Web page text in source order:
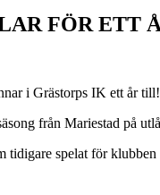
FÖR ETT
i Grästorps IK ett år till!
från Mariestad på
tidigare spelat för